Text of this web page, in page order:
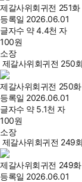
제갈사위회귀전 251화
등록일 2026.06.01
글자수 약 4.4천 자
100원
소장
제갈사위회귀전 250
제갈사위회귀전 250화
등록일 2026.06.01
글자수 약 5.1천 자
100원
소장
제갈사위회귀전 249
제갈사위회귀전 249화
등록일 2026.06.01